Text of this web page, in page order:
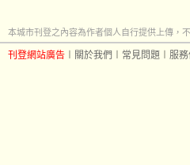
本城市刊登之內容為作者個人自行提供上傳，
刊登網站廣告 關於我們 常見問題 服